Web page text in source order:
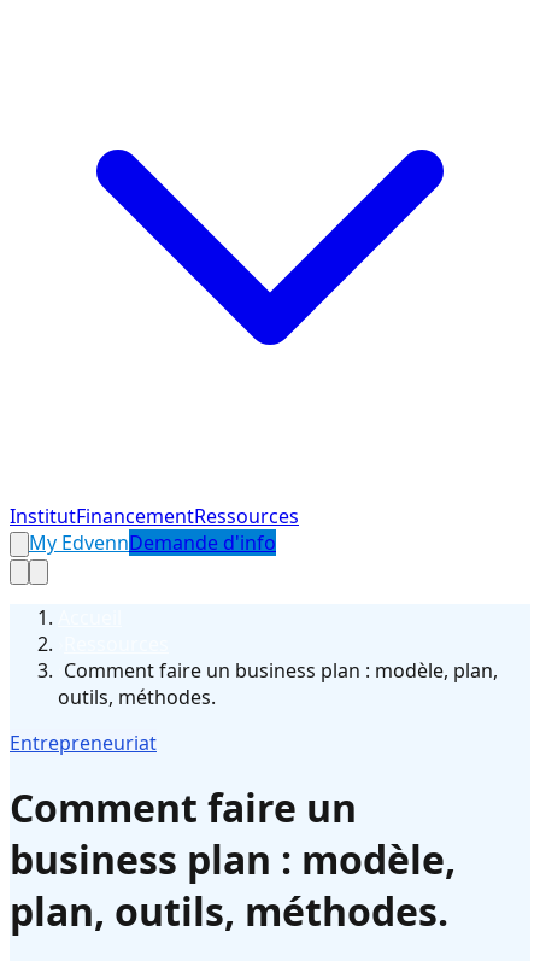
InstitutFinancementRessources
My EdvennDemande d'info
Comment faire un business plan : modèle, plan,
outils, méthodes.
Entrepreneuriat
Comment faire un
business plan : modèle,
plan, outils, méthodes.